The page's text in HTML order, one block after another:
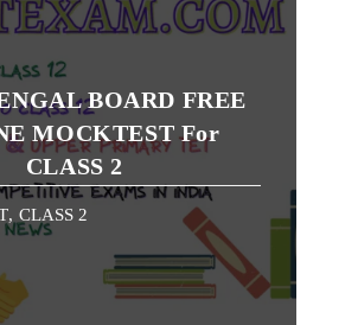
BOARD FREE
MOCKTEST For
CLASS 2
, CLASS 2